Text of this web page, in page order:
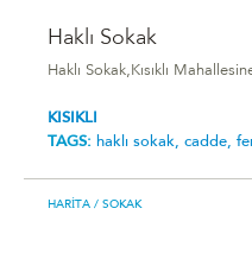
Haklı Sokak
Haklı Sokak,Kısıklı
KISIKLI
TAGS: haklı sokak, cadde,
HARITA / SOKAK